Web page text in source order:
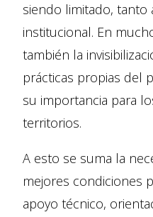
siendo limitado, tanto
institucional. En
también la
prácticas propias del
su importancia para
territorios.
A esto se suma la
mejores condiciones
apoyo técnico,